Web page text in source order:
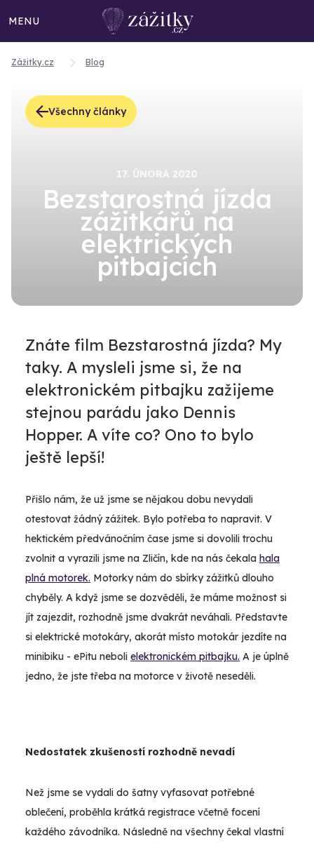
MENU
Zážitky.cz Blog
17. ÚNORA 2020
Bezstarostná jízda
zážitkářů na
elektrických
pitbajcích
Všechny články
Znáte film Bezstarostná jízda? My
taky. A mysleli jsme si, že na
elektronickém pitbajku zažijeme
stejnou parádu jako Dennis
Hopper. A víte co? Ono to bylo
ještě lepší!
Přišlo nám, že už jsme se nějakou dobu nevydali
otestovat žádný zážitek. Bylo potřeba to napravit. V
hektickém předvánočním čase jsme si dovolili trochu
zvolnit a vyrazili jsme na Zličín, kde na nás čekala hala
plná motorek. Motorky nám do sbírky zážitků dlouho
chyběly. A když jsme se dozvěděli, že máme možnost si
jít zajezdit, rozhodně jsme dvakrát neváhali. Představte
si elektrické motokáry, akorát místo motokár jezdíte na
minibiku - ePitu neboli elektronickém pitbajku. A je úplně
jedno, že jste třeba na motorce v životě neseděli.
Nedostatek zkušeností rozhodně nevadí
Než jsme se vydali do šatny vyfasovat potřebné
oblečení, proběhla krátká registrace včetně focení
každého závodníka. Následně na všechny čekal vlastní